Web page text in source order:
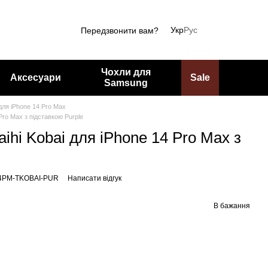
Передзвонити вам? УкрРус
Аксесуари
Чохли для
Samsung
Sale
iPhone 14 Pro Max
Max з підставкою Purple
Kobai для iPhone 14 Pro Max з
TKOBAI-PUR Написати відгук
В бажання